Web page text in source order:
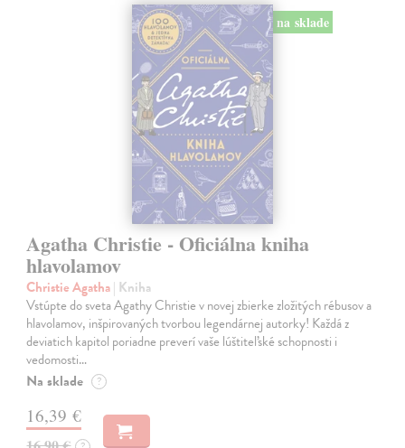
na sklade
Agatha Christie - Oficiálna kniha
hlavolamov
Christie Agatha| Kniha
Vstúpte do sveta Agathy Christie v novej zbierke zložitých rébusov a
hlavolamov, inšpirovaných tvorbou legendárnej autorky! Každá z
deviatich kapitol poriadne preverí vaše lúštiteľské schopnosti i
vedomosti…
Na sklade ?
16,39 €